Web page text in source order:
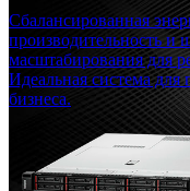
Сбалансированная
производительность и
масштабирования для
Идеальная система для
бизнеса.